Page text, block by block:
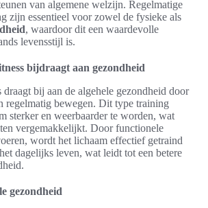
van algemene welzijn. Regelmatige
zijn essentieel voor zowel de fysieke als
, waardoor dit een waardevolle
levensstijl is.
bijdraagt aan gezondheid
bij aan de algehele gezondheid door
regelmatig bewegen. Dit type training
sterker en weerbaarder te worden, wat
vergemakkelijkt. Door functionele
wordt het lichaam effectief getraind
dagelijks leven, wat leidt tot een betere
gezondheid